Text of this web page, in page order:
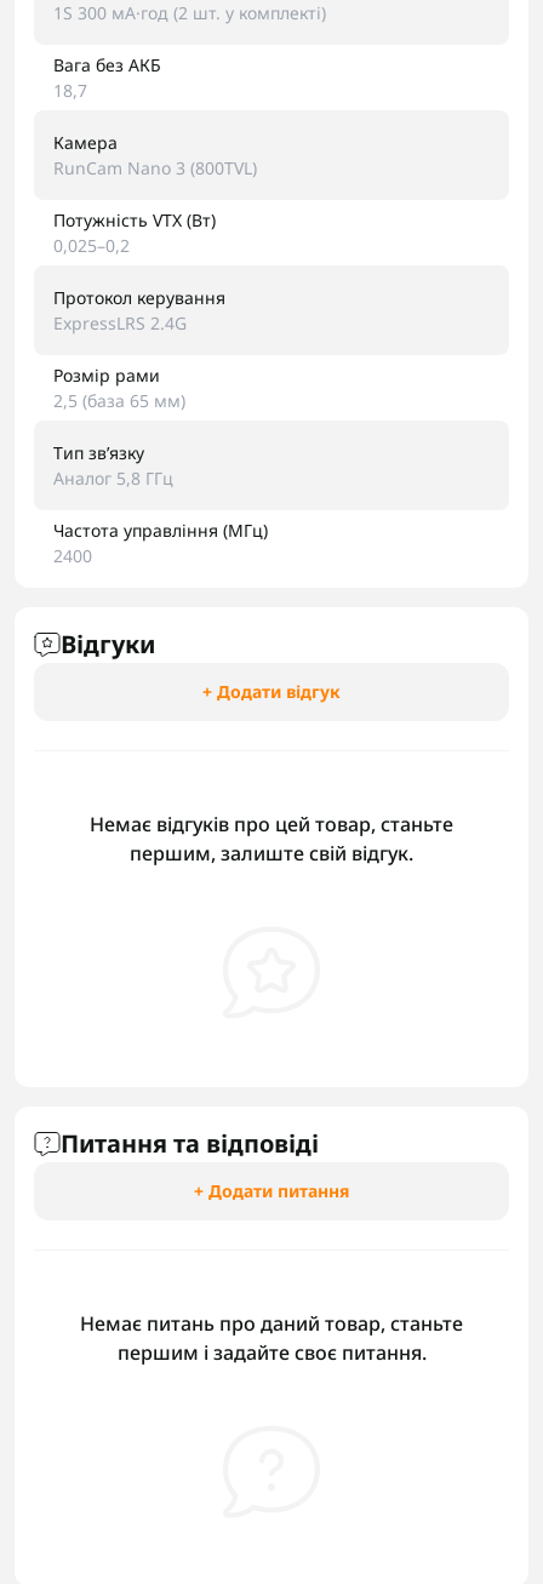
1S 300 мА·год (2 шт. у комплекті)
Вага без АКБ
18,7
Камера
RunCam Nano 3 (800TVL)
Потужність VTX (Вт)
0,025–0,2
Протокол керування
ExpressLRS 2.4G
Розмір рами
2,5 (база 65 мм)
Тип звʼязку
Аналог 5,8 ГГц
Частота управління (МГц)
2400
Відгуки
+ Додати відгук
Немає відгуків про цей товар, станьте
першим, залиште свій відгук.
Питання та відповіді
+ Додати питання
Немає питань про даний товар, станьте
першим і задайте своє питання.